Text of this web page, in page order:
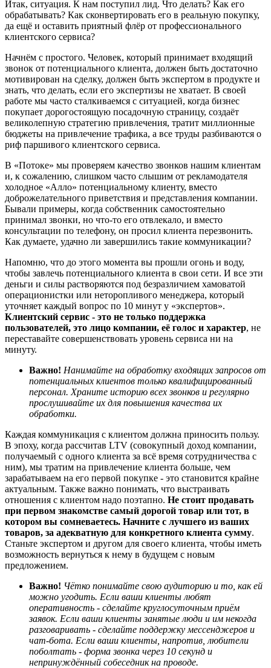
Итак, ситуация. К нам поступил лид. Что делать? Как его
обрабатывать? Как сконвертировать его в реальную покупку,
да ещё и оставить приятный флёр от профессионального
клиентского сервиса?
Начнём с простого. Человек, который принимает входящий
звонок от потенциального клиента, должен быть достаточно
мотивирован на сделку, должен быть экспертом в продукте и
знать, что делать, если его экспертизы не хватает. В своей
работе мы часто сталкиваемся с ситуацией, когда бизнес
покупает дорогостоящую посадочную страницу, создаёт
великолепную стратегию привлечения, тратит миллионные
бюджеты на привлечение трафика, а все труды разбиваются о
риф паршивого клиентского сервиса.
В «Потоке» мы проверяем качество звонков нашим клиентам
и, к сожалению, слишком часто слышим от рекламодателя
холодное «Алло» потенциальному клиенту, вместо
доброжелательного приветствия и представления компании.
Бывали примеры, когда собственник самостоятельно
принимал звонки, но что-то его отвлекало, и вместо
консультации по телефону, он просил клиента перезвонить.
Как думаете, удачно ли завершились такие коммуникации?
Напомню, что до этого момента вы прошли огонь и воду,
чтобы завлечь потенциального клиента в свои сети. И все эти
деньги и силы растворяются под безразличием хамоватой
операционистки или неторопливого менеджера, который
уточняет каждый вопрос по 10 минут у «экспертов».
Клиентский сервис - это не только поддержка
пользователей, это лицо компании, её голос и характер, не
переставайте совершенствовать уровень сервиса ни на
минуту.
Важно! Нанимайте на обработку входящихзапросов от
потенциальных клиентов только квалифицированный
персонал. Храните историю всех звонков и регулярно
прослушивайте их для повышения качества их
обработки.
Каждая коммуникация с клиентом должна приносить пользу.
В эпоху, когда рассчитав LTV (совокупный доход компании,
получаемый с одного клиента за всё время сотрудничества с
ним), мы тратим на привлечение клиента больше, чем
зарабатываем на его первой покупке - это становится крайне
актуальным. Также важно понимать, что выстраивать
отношения с клиентом надо поэтапно. Не стоит продавать
при первом знакомстве самый дорогой товар или тот, в
котором вы сомневаетесь. Начните с лучшего из ваших
товаров, за адекватную для конкретного клиента сумму.
Станьте экспертом и другом для своего клиента, чтобы иметь
возможность вернуться к нему в будущем с новым
предложением.
Важно! Чётко понимайте свою аудиторию и то, как ей
можно угодить. Если ваши клиенты любят
оперативность - сделайте круглосуточным приём
заявок. Если ваши клиенты занятые люди и им некогда
разговаривать - сделайте поддержку мессенджеров и
чат-бота. Если ваши клиенты, напротив , любители
поболтать - форма звонка через 10 секунд и
непринуждённый собеседник на проводе.